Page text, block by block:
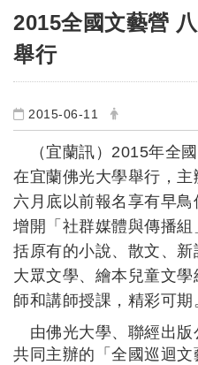
2015全國文藝營
舉行
2015-06-11
（宜蘭訊） 2015年全
在宜蘭佛光大學舉行，主
六月底以前報名享有早
增開 「社群媒體與傳播
括原有的小說、散文、新
大眾文學、繪本兒童文
師和講師授課，精彩可期
由佛光大學、聯經出版
共同主辦的「全國巡迴